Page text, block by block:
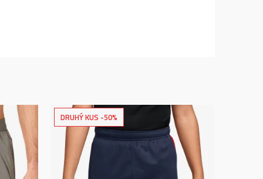
DRUHÝ KUS -50%